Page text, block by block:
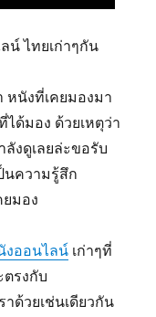
น์ ไทยเก่าๆกัน
หนังที่เคยมองมา
ได้มอง ด้วยเหตุว่า
ลังดูเลยล่ะขอรับ
นความรู้สึก
มอง
งออนไลน์ เก่าๆที่
ตรงกับ
ด้วยเช่นเดียวกัน